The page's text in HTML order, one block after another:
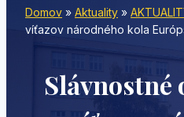
Domov » Aktuality »
víťazov národného kola
Slávnostné